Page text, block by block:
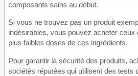
composants sains au début.
Si vous ne trouvez pas un produit
indésirables, vous pouvez acheter ceux
plus faibles doses de ces ingrédients.
Pour garantir la sécurité des produits,
sociétés réputées qui utilisent des tests